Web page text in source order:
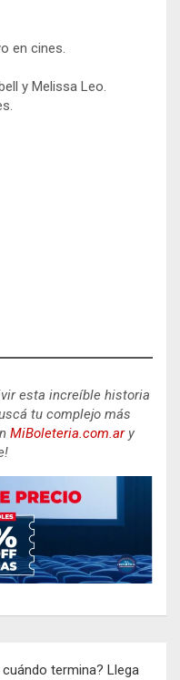
en cines.
y Melissa Leo.
esta increíble historia
tu complejo más
MiBoleteria.com.ary
termina? Llega